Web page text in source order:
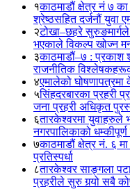
१काठमाडौं क्षेत्र नं ७
श्रेष्ठसहित दर्जनौं युवा
२टोखा–छहरे
भएकाले विकल्प खोज्न
३काठमाडौं–७ : प्रकाश
राजनीतिक
४एमालेको घोषणापत्रमा
५सिंहदरबारका प्रहरी
जना प्रहरी अधिकृत
६तारकेश्वरमा युवाहरुले
नगरपालिकाको धम्कीपूर्ण
७काठमाडौं क्षेत्र नं. ६
प्रतिस्पर्धा
८तारकेश्वर साङ्गला
प्रहरीले सुरु गर्‍यो सबै